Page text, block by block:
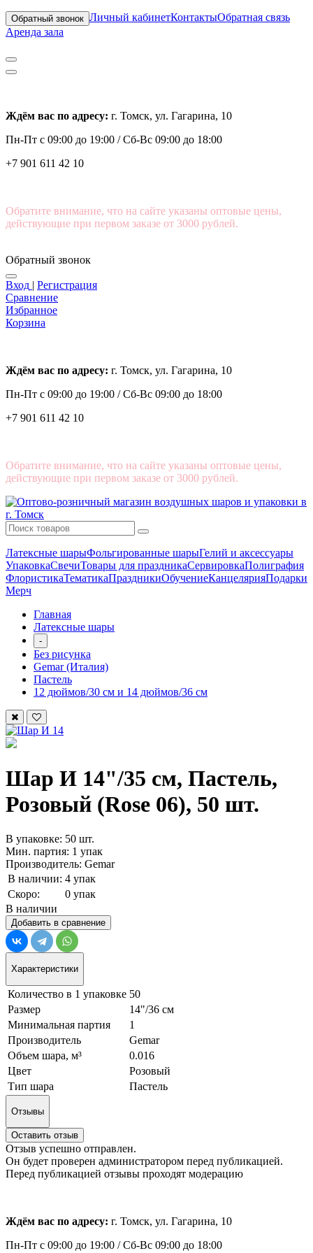
Обратный звонок Личный кабинетКонтактыОбратная связь
Аренда зала
Ждём вас по адресу: г. Томск, ул. Гагарина, 10
Пн-Пт с 09:00 до 19:00 /Сб-Вс 09:00 до 18:00
+7 901 611 42 10
Обратите внимание, что на сайте указаны оптовые цены,
действующие при первом заказе от 3000 рублей.
Обратный звонок
Вход | Регистрация
Сравнение
Избранное
Корзина
Ждём вас по адресу: г. Томск, ул. Гагарина, 10
Пн-Пт с 09:00 до 19:00 /Сб-Вс 09:00 до 18:00
+7 901 611 42 10
Обратите внимание, что на сайте указаны оптовые цены,
действующие при первом заказе от 3000 рублей.
Латексные шарыФольгированные шарыГелий и аксессуары
УпаковкаСвечиТовары для праздникаСервировкаПолиграфия
ФлористикаТематикаПраздникиОбучениеКанцелярияПодарки
Мерч
Главная
Латексные шары
-
Без рисунка
Gemar (Италия)
Пастель
12 дюймов/30 см и 14 дюймов/36 см
Шар И 14"/35 см, Пастель,
Розовый (Rose 06), 50 шт.
В упаковке: 50 шт.
Мин. партия: 1 упак
Производитель: Gemar
В наличии: 4 упак
Скоро:
0 упак
В наличии
Добавить в сравнение
Характеристики
Количество в 1 упаковке 50
Размер
14"/36 см
Минимальная партия
1
Производитель
Gemar
Объем шара, м³
0.016
Цвет
Розовый
Тип шара
Пастель
Отзывы
Оставить отзыв
Отзыв успешно отправлен.
Он будет проверен администратором перед публикацией.
Перед публикацией отзывы проходят модерацию
Ждём вас по адресу: г. Томск, ул. Гагарина, 10
Пн-Пт с 09:00 до 19:00 /Сб-Вс 09:00 до 18:00